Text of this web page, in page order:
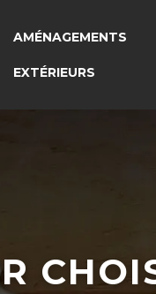
AMÉNAGEMENTS
EXTÉRIEURS